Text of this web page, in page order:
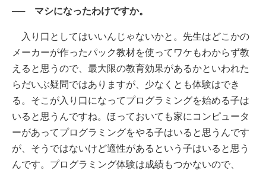
── マシになったわけですか。
入り口としてはいいんじゃないかと。先生はどこかの
メーカーが作ったパック教材を使ってワケもわからず教
えると思うので、最大限の教育効果があるかといわれた
らだいぶ疑問ではありますが、少なくとも体験はでき
る。そこが入り口になってプログラミングを始める子は
いると思うんですね。ほっておいても家にコンピュータ
ーがあってプログラミングをやる子はいると思うんです
が、そうではないけど適性があるという子はいると思う
んです。プログラミング体験は成績もつかないので、